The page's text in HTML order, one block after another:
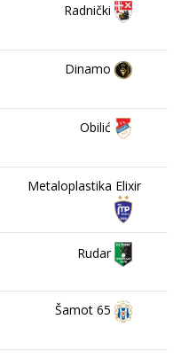
Radnički
Dinamo
Obilić
Metaloplastika Elixir
Rudar
Šamot 65